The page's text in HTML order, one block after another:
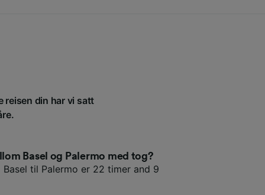
reisen din har vi satt
Basel og Palermo med tog?
til Palermo er 22 timer and 9